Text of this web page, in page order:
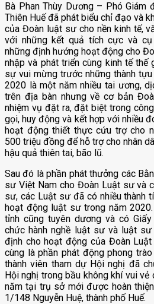
Dành cho thành viên
Bà Phan Thùy Dương – Phó Giám
Thiên Huế đã phát biểu chỉ đạo và
của Đoàn luật sư cho nền kinh tế,
với những kết quả tích cực và
những định hướng hoạt động cho
nhập và phát triển cùng kinh tế
sự vui mừng trước những thành
2020 là một năm nhiều tai ương,
trên địa bàn nhưng về cơ bản
nhiệm vụ đặt ra, đặt biệt trong
gọi, huy động và kết hợp với nhiều
hoạt động thiết thực cứu trợ cho
500 triệu đồng để hỗ trợ cho nhân
hậu quả thiên tai, bão lũ.
Sau đó là phần phát thưởng các
sư Việt Nam cho Đoàn Luật sư và
sư, các Luật sư đã có nhiều thành
hoạt động luật sư trong năm
tỉnh cũng tuyên dương và có
chức hành nghề luật sư và luật
định cho hoạt động của Đoàn
cùng là phần phát động phong
thành viên tham dự Hội nghị đã
Hội nghị trong bầu không khí vui
năm tại trụ sở mới được hoàn
1/148 Nguyễn Huệ, thành phố Huế.